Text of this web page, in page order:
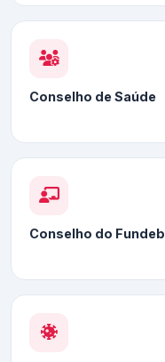
Conselho de Saúde
Conselho do Fundeb